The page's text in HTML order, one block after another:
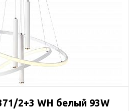
2+3 WH белый 93W